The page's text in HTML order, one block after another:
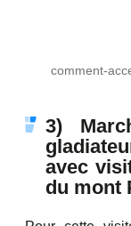
comment-
3)
avec
du mont